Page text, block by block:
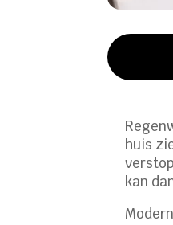
huis
kan